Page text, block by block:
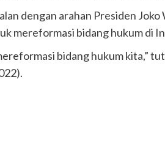
dengan arahan Presiden Joko
mereformasi bidang hukum di
bidang hukum kita,”